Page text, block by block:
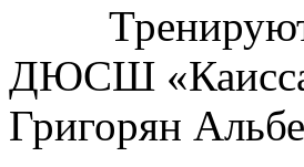
Тренируют
ДЮСШ
Григорян